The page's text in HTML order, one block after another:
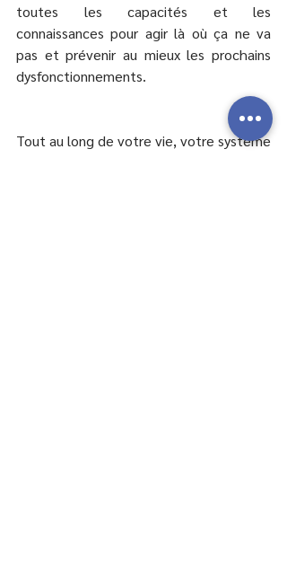
toutes les capacités et les
connaissances pour agir là où ça ne va
pas et prévenir au mieux les prochains
dysfonctionnements.
Tout au long de votre vie, votre système